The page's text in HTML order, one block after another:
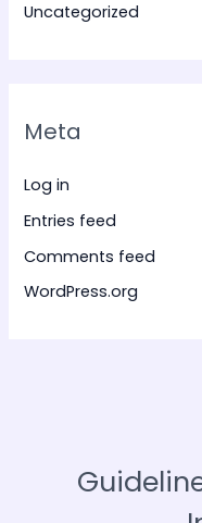
Uncategorized
Meta
Log in
Entries feed
Comments feed
WordPress.org